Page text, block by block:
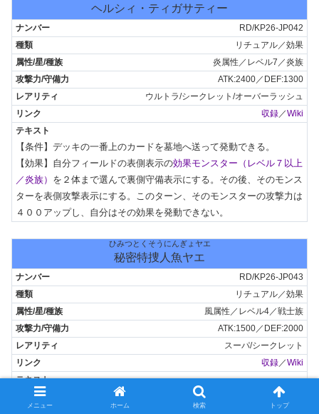
ヘルシィ・ティガサティー
RD/KP26-JP042
リチュアル／効果
炎属性／レベル7／炎族
ATK:2400／DEF:1300
ウルトラ/シークレット/オーバーラッシュ
収録／Wiki
【条件】デッキの一番上のカードを墓地へ送って発動できる。
【効果】自分フィールドの表側表示の効果モンスター（レベル７以上
／炎族） を２体まで選んで裏側守備表示にする。その後、そのモンス
ターを表側攻撃表示にする。このターン、そのモンスターの攻撃力は
４００アップし、自分はその効果を発動できない。
ひみつとくそうにんぎょヤエ
秘密特捜人魚ヤエ
RD/KP26-JP043
リチュアル／効果
風属性／レベル4／戦士族
ATK:1500／DEF:2000
スーパ/シークレット
収録 ／Wiki
【条件】このカードをリチュアル召喚した自分メインフェイズに発動
メニュー ホーム 検索 トップ